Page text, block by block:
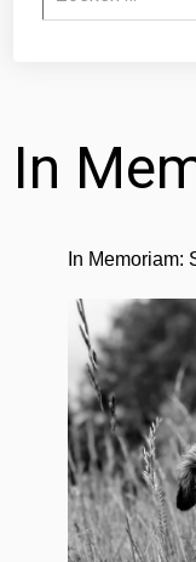
In
In Memoriam: